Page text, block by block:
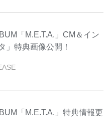
「M.E.T.A.」CM＆イン
」特典画像公開！
「M.E.T.A.」特典情報更